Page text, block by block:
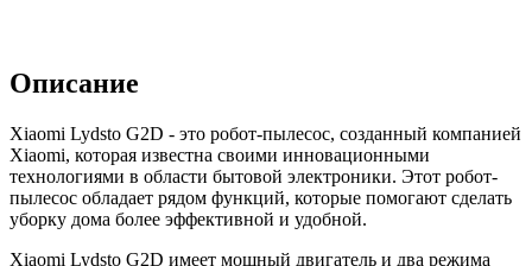
Описание
Xiaomi Lydsto G2D - это робот-пылесос, созданный компанией
Xiaomi, которая известна своими инновационными
технологиями в области бытовой электроники. Этот робот-
пылесос обладает рядом функций, которые помогают сделать
уборку дома более эффективной и удобной.
Xiaomi Lydsto G2D имеет мощный двигатель и два режима